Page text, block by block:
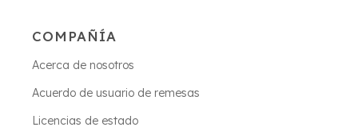
COMPAÑÍA
Acerca de nosotros
Acuerdo de usuario de remesas
Licencias de estado